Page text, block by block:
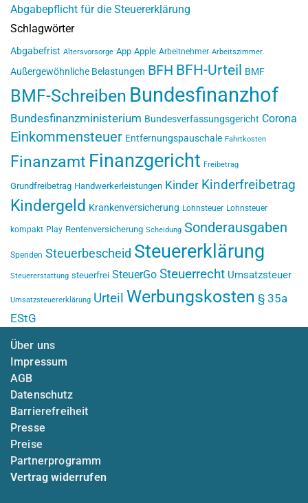
Abgabepflicht für die Steuererklärung
Schlagwörter
Abgabefrist Altersvorsorge App Apple Arbeitnehmer Arbeitszimmer
Außergewöhnliche Belastungen BFH BFH-Urteil BMF
BMF-Schreiben Bundesfinanzhof
Bundesfinanzministerium Bundesverfassungsgericht Corona
Einkommensteuer Entfernungspauschale Fahrtkosten
Finanzamt Finanzgericht Freibetrag
Grundfreibetrag Handwerkerleistungen Kinder Kinderfreibetrag
Kindergeld Krankenversicherung Lohnsteuer Lohnsteuer
kompakt Play Rentenversicherung Scheidung Sonderausgaben
Spenden Steuerbescheid Steuererklärung
Steuererstattung steuerfrei SteuerGo Steuerrecht Umsatzsteuer
Umsatzsteuererklärung Urteil Werbungskosten § 35a
EStG
Über uns
Impressum
AGB
Datenschutz
Barrierefreiheit
Presse
Preise
Partnerprogramm
Vertrag widerrufen